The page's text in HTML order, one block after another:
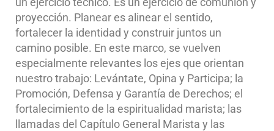
proyección. Planear es alinear el sentido,
fortalecer la identidad y construir juntos un
camino posible. En este marco, se vuelven
especialmente relevantes los ejes que orientan
nuestro trabajo: Levántate, Opina y Participa; la
Promoción, Defensa y Garantía de Derechos; el
fortalecimiento de la espiritualidad marista; las
llamadas del Capítulo General Marista y las